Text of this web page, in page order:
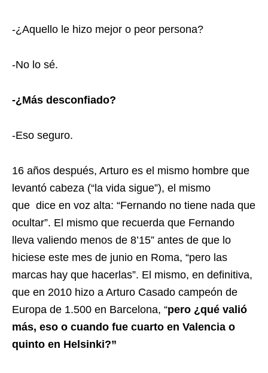
-¿Aquello le hizo mejor o peor persona?
-No lo sé.
-¿Más desconfiado?
-Eso seguro.
16 años después, Arturo es el mismo hombre que
levantó cabeza (“la vida sigue”), el mismo
que dice en voz alta: “Fernando no tiene nada que
ocultar”. El mismo que recuerda que Fernando
lleva valiendo menos de 8’15” antes de que lo
hiciese este mes de junio en Roma, “pero las
marcas hay que hacerlas”. El mismo, en definitiva,
que en 2010 hizo a Arturo Casado campeón de
Europa de 1.500 en Barcelona, “pero ¿qué valió
más, eso o cuando fue cuarto en Valencia o
quinto en Helsinki?”